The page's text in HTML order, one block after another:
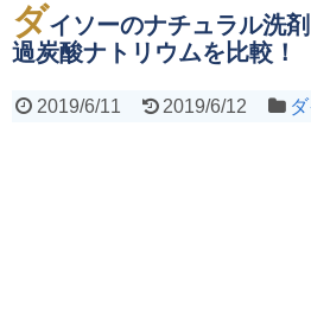
ダイソーのナチュラル洗
過炭酸ナトリウムを比較！
2019/6/11 2019/6/12